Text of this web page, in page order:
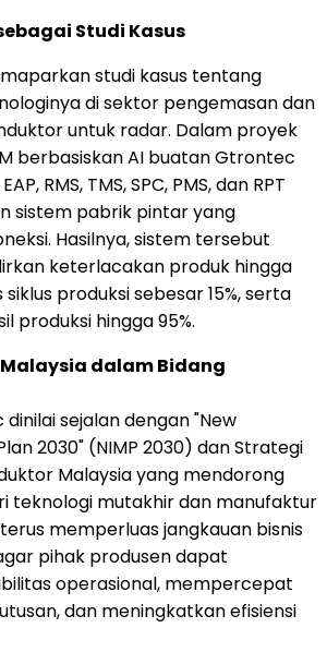
Studi Kasus
studi kasus tentang
di sektor pengemasan dan
untuk radar. Dalam proyek
berbasiskan AI buatan Gtrontec
RMS, TMS, SPC, PMS, dan RPT
sistem pabrik pintar yang
Hasilnya, sistem tersebut
keterlacakan produk hingga
siklus produksi sebesar 15%, serta
produksi hingga 95%.
dalam Bidang
sejalan dengan "New
2030" (NIMP 2030) dan Strategi
Malaysia yang mendorong
teknologi mutakhir dan manufaktur
memperluas jangkauan bisnis
pihak produsen dapat
operasional, mempercepat
dan meningkatkan efisiensi